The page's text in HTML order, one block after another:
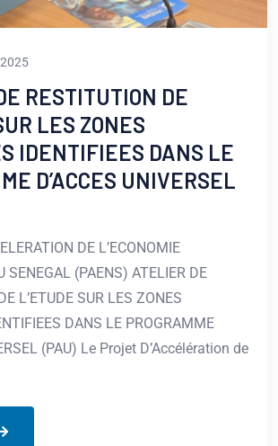
RESTITUTION DE
LES ZONES
IDENTIFIEES DANS LE
D’ACCES UNIVERSEL
DE L’ECONOMIE
SENEGAL (PAENS) ATELIER DE
L’ETUDE SUR LES ZONES
DANS LE PROGRAMME
(PAU) Le Projet D’Accélération de